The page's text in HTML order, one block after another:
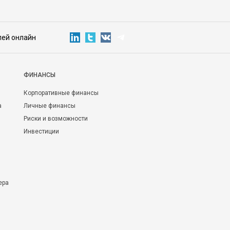
онлайн
ФИНАНСЫ
Корпоративные финансы
Личные финансы
Риски и возможности
Инвестиции